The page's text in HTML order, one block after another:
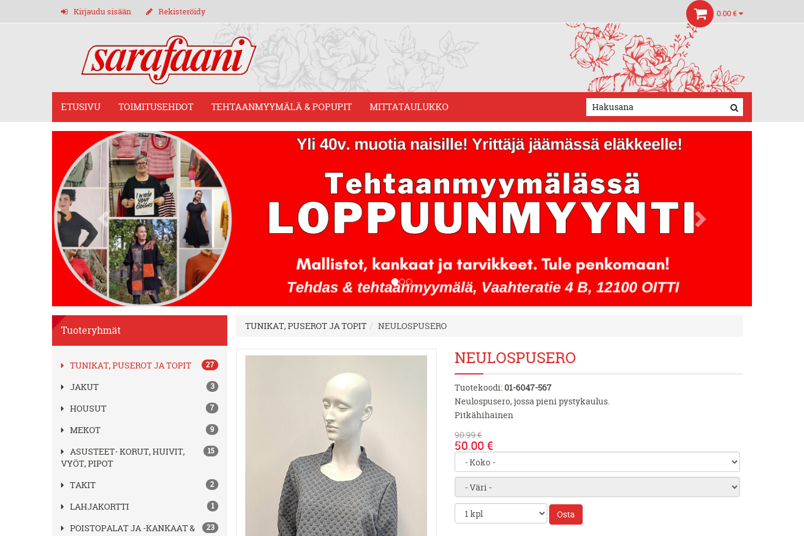
Kirjaudu sisään Rekisteröidy 0.00 €
ETUSIVU TOIMITUSEHDOT TEHTAANMYYMÄLÄ & POPUPIT MITTATAULUKKO
Tuoteryhmät
27
TUNIKAT, PUSEROT JA TOPIT
3
JAKUT
7
HOUSUT
9
MEKOT
15
ASUSTEET- KORUT, HUIVIT,
VYÖT, PIPOT
2
TAKIT
1
LAHJAKORTTI
23
POISTOPALAT JA -KANKAAT &
TUNIKAT, PUSEROT JA TOPIT NEULOSPUSERO
NEULOSPUSERO
Tuotekoodi:01-6047-567
Neulospusero, jossa pieni pystykaulus.
Pitkähihainen
90.99 €
50.00 €
Osta